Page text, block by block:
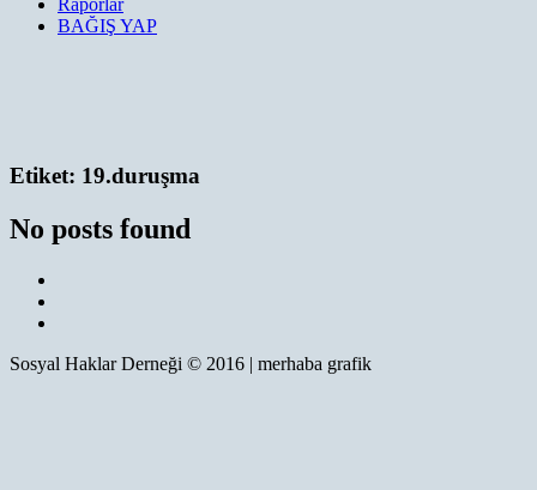
Raporlar
BAĞIŞ YAP
Etiket: 19.duruşma
No posts found
Sosyal Haklar Derneği © 2016 | merhaba grafik